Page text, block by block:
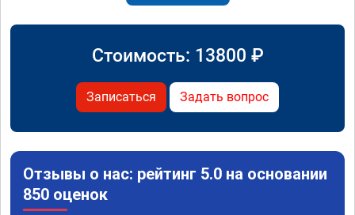
Стоимость: 13800 ₽
Записаться Задать вопрос
Отзывы о нас: рейтинг 5.0 на основании
850 оценок